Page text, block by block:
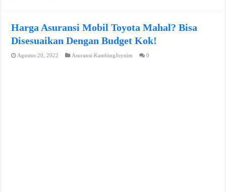
Harga Asuransi Mobil Toyota Mahal? Bisa
Disesuaikan Dengan Budget Kok!
Agustus 20, 2022 Asuransi-KambingJoynim 0